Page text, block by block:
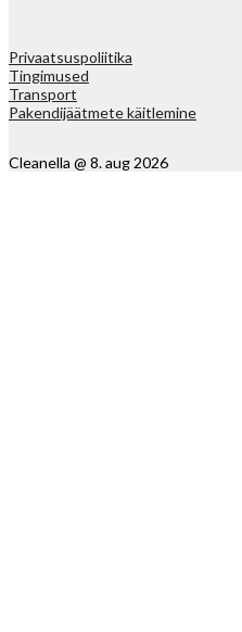
Privaatsuspoliitika
Tingimused
Transport
Pakendijäätmete käitlemine
Cleanella @ 8. aug 2026